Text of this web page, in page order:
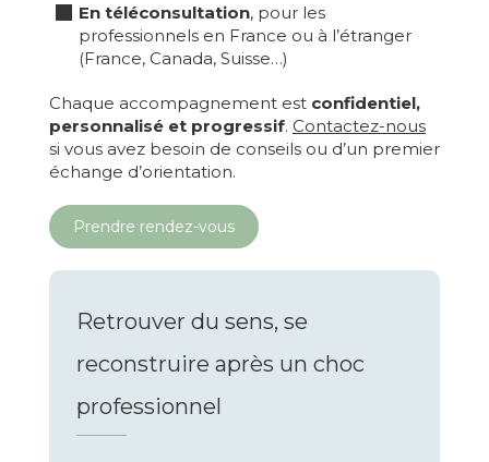
En téléconsultation, pour les
professionnels en France ou à l’étranger
(France, Canada, Suisse…)
Chaque accompagnement est confidentiel,
personnalisé et progressif. Contactez-nous
si vous avez besoin de conseils ou d’un premier
échange d’orientation.
Prendre rendez-vous
Retrouver du sens, se
reconstruire après un choc
professionnel